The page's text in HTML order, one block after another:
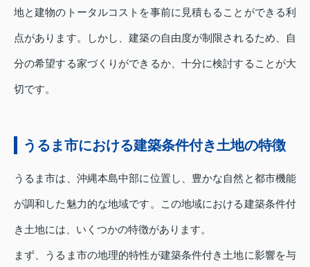
地と建物のトータルコストを事前に見積もることができる利
点があります。しかし、建築の自由度が制限されるため、自
分の希望する家づくりができるか、十分に検討することが大
切です。
うるま市における建築条件付き土地の特徴
うるま市は、沖縄本島中部に位置し、豊かな自然と都市機能
が調和した魅力的な地域です。この地域における建築条件付
き土地には、いくつかの特徴があります。
まず、うるま市の地理的特性が建築条件付き土地に影響を与